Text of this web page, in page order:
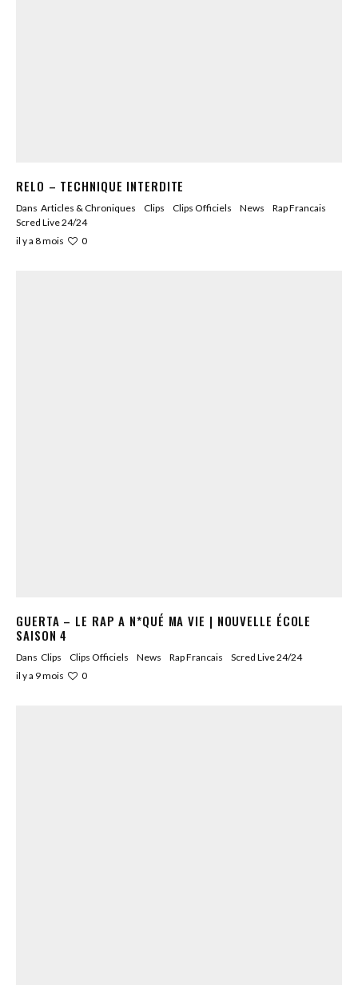
RELO – TECHNIQUE INTERDITE
Dans Articles & Chroniques Clips Clips Officiels News
Rap Francais
Scred Live 24/24
il y a 8 mois
0
GUERTA – LE RAP A N*QUÉ MA VIE | NOUVELLE ÉCOLE
SAISON 4
Dans Clips Clips Officiels News Rap Francais
Scred Live 24/24
il y a 9 mois
0